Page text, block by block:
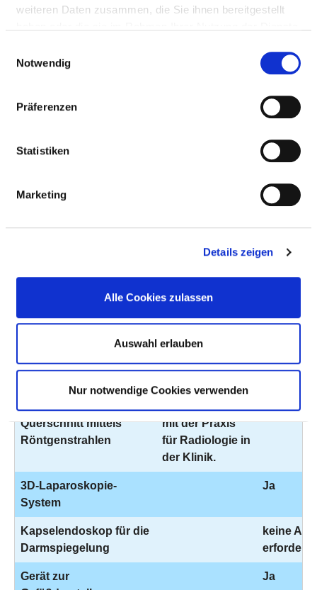
weiteren Daten zusammen, die Sie ihnen bereitgestellt
Notwendig
Präferenzen
Statistiken
Marketing
Details zeigen
Alle Cookies zulassen
Auswahl erlauben
Nur notwendige Cookies verwenden
Gerät zur
Hochtemperaturtechnik
Habib, Endo
Ja
Ja
(Dialyse)
Ja
Gerät zur
Hochtemperaturtechnik
Ja
mittels starker
Magnetfelder und
elektro-magnetischer
mit der Praxis
für Radiologie in
der Klinik.
Querschnitt mittels
Röntgenstrahlen
mit der Praxis
für Radiologie in
der Klinik.
3D-Laparoskopie-
System
Ja
Kapselendoskop für die
Darmspiegelung
keine
Gerät zur
Ja